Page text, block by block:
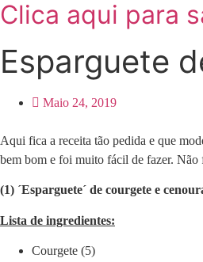
Clica aqui para
Esparguete
Maio 24, 2019
Aqui fica a receita tão pedida e que
bem bom e foi muito fácil de fazer. Não
(1) ´Esparguete´ de courgete e
Lista de ingredientes:
Courgete (5)